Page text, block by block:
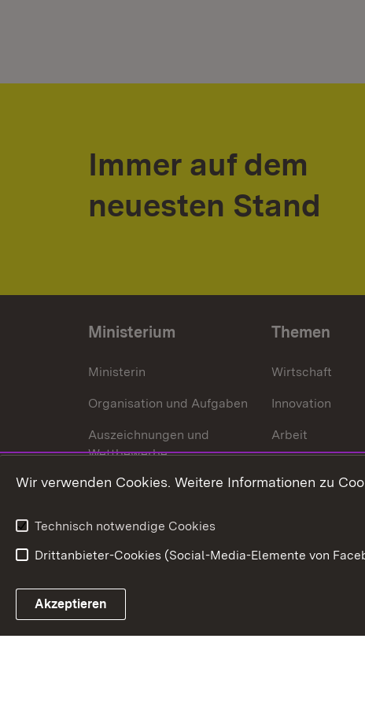
Immer auf dem
neuesten Stand
Ministerium
Ministerin
Organisation und Aufgaben
Auszeichnungen und
Wettbewerbe
Themen
Wirtschaft
Innovation
Arbeit
Link zum Landesportal
Wir verwenden Cookies. Weitere Informationen zu
Technisch notwendige Cookies
Drittanbieter-Cookies (Social-Media-Elemente von
Akzeptieren